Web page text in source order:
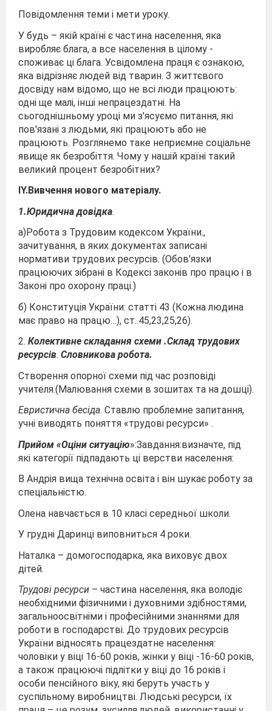
Повідомлення теми і мети уроку.
У будь – якій країні є частина населення, яка
виробляє блага, а все населення в цілому -
споживає ці блага. Усвідомлена праця є ознакою,
яка відрізняє людей від тварин. З життєвого
досвіду нам відомо, що не всі люди працюють:
одні ще малі, інші непрацездатні. На
сьогоднішньому уроці ми з'ясуємо питання, які
пов'язані з людьми, які працюють або не
працюють. Розглянемо таке неприємне соціальне
явище як безробіття. Чому у нашій країні такий
великий процент безробітних?
IY.Вивчення нового матеріалу.
1.Юридична довідка.
а)Робота з Трудовим кодексом України.,
зачитування, в яких документах записані
нормативи трудових ресурсів. (Обов'язки
працюючих зібрані в Кодексі законів про працю і в
Законі про охорону праці.)
б) Конституція України: статті 43 (Кожна людина
має право на працю…), ст..45,23,25,26).
2. Колективне складання схеми .Склад трудових
ресурсів. Словникова робота.
Створення опорної схеми під час розповіді
учителя.(Малювання схеми в зошитах та на дошці).
Евристична бесіда. Ставлю проблемне запитання,
учні виводять поняття «трудові ресурси» .
Прийом «Оціни ситуацію»:Завдання:визначте, під
які категорії підпадають ці верстви населення:
В Андрія вища технічна освіта і він шукає роботу за
спеціальністю.
Олена навчається в 10 класі середньої школи.
У грудні Даринці виповниться 4 роки.
Наталка – домогосподарка, яка виховує двох
дітей.
Трудові ресурси – частина населення, яка володіє
необхідними фізичними і духовними здібностями,
загальноосвітніми і професійними знаннями для
роботи в господарстві. До трудових ресурсів
України відносять працездатне населення:
чоловіки у віці 16-60 років, жінки у віці -16-60 років,
а також працюючі підлітки у віці до 16 років і
особи пенсійного віку, які беруть участь у
суспільному виробництві. Людські ресурси, їх